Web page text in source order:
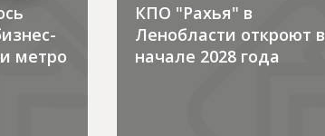
метро
КПО "Рахья" в
Ленобласти откроют в
начале 2028 года